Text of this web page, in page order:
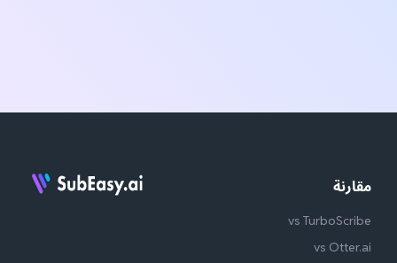
مقارنة
vs TurboScribe
vs Otter.ai